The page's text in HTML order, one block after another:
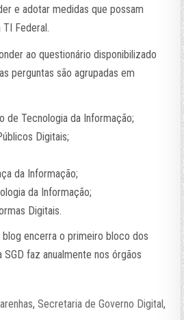
e adotar medidas que possam
TI Federal.
ao questionário disponibilizado
perguntas são agrupadas em
de Tecnologia da Informação;
Digitais;
da Informação;
da Informação;
Digitais.
encerra o primeiro bloco dos
faz anualmente nos órgãos
,Secretaria de Governo Digital,